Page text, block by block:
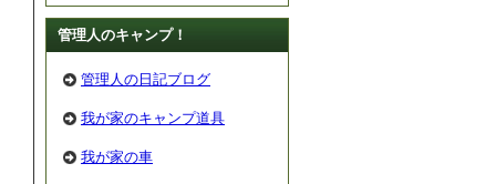
管理人のキャンプ！
管理人の日記ブログ
我が家のキャンプ道具
我が家の車